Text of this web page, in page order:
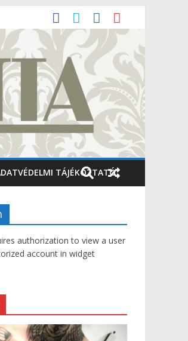
TÁJÉKOZTATÓ
authorization to view a user
account in widget